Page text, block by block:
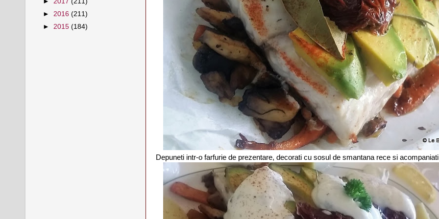
Depuneti intr-o farfurie de prezentare, decorati cu sosul de smantana rece si
► 2016 (211)
► 2015 (184)